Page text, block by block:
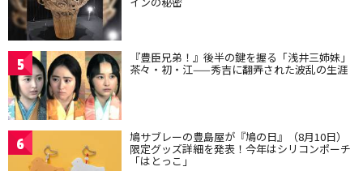
5 『豊臣兄弟！』後半の鍵を握る「浅井三姉妹」
茶々・初・江——秀吉に翻弄された波乱の生涯
6 鳩サブレーの豊島屋が『鳩の日』（8月10日）
限定グッズ詳細を発表！今年はシリコンポーチ
「はとっこ」